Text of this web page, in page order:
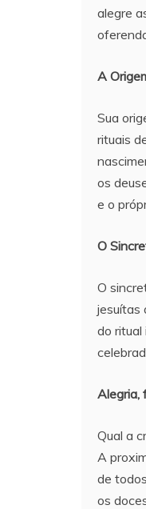
alegre
A
Sua
rituais
os
e o
O
O
jesuítas
do ritual
Alegria,
Qual a
A
de
os